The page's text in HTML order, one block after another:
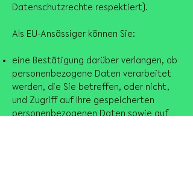
Datenschutzrechte respektiert).
Als EU-Ansässiger können Sie:
eine Bestätigung darüber verlangen, ob
personenbezogene Daten verarbeitet
werden, die Sie betreffen, oder nicht,
und Zugriff auf Ihre gespeicherten
personenbezogenen Daten sowie auf